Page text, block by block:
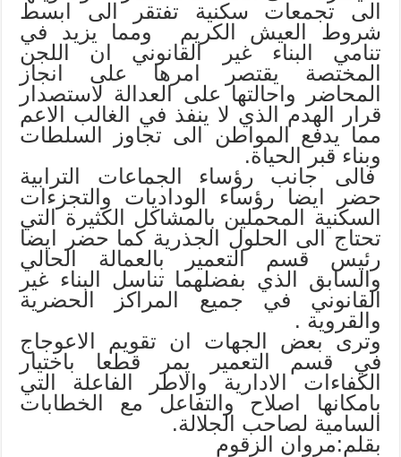
الى تجمعات سكنية تفتقر الى ابسط
شروط العيش الكريم ومما يزيد في
تنامي البناء غير القانوني ان اللجن
المختصة يقتصر امرها على انجاز
المحاضر واحالتها على العدالة لاستصدار
قرار الهدم الذي لا ينفذ في الغالب
الاعم
مما يدفع المواطن الى تجاوز السلطات
وبناء قبر الحياة.
فالى جانب رؤساء الجماعات الترابية
حضر ايضا رؤساء الوداديات والتجزءات
السكنية المحملين بالمشاكل الكثيرة التي
تحتاج الى الحلول الجذرية كما حضر ايضا
رئيس قسم التعمير بالعمالة الحالي
والسابق الذي بفضلهما تناسل
البناء غير
القانوني في جميع المراكز الحضرية
والقروية .
وترى بعض الجهات ان تقويم الاعوجاج
في قسم التعمير يمر قطعا باختيار
الكفاءات الادارية والاطر الفاعلة التي
بامكانها اصلاح والتفاعل مع
الخطابات
السامية لصاحب الجلالة.
بقلم:مروان الزقوم